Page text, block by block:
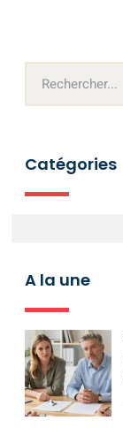
Catégories
A la une